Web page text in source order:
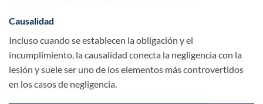
Causalidad
Incluso cuando se establecen la obligación y el
incumplimiento, la causalidad conecta la negligencia con la
lesión y suele ser uno de los elementos más controvertidos
en los casos de negligencia.